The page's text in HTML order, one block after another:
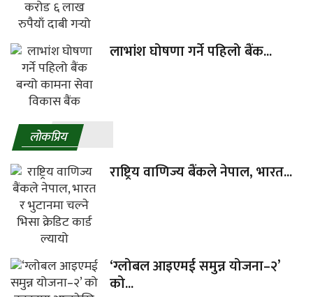
लाभांश घोषणा गर्ने पहिलो बैंक...
लाेकप्रिय
राष्ट्रिय वाणिज्य बैंकले नेपाल, भारत...
‘ग्लोबल आइएमई समुन्न योजना–२’
को...